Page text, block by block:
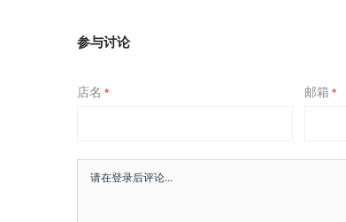
参与讨论
店名 * 邮箱 *